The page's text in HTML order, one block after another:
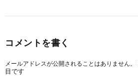
コメントを書く
メールアドレスが公開されることはありません。
目です